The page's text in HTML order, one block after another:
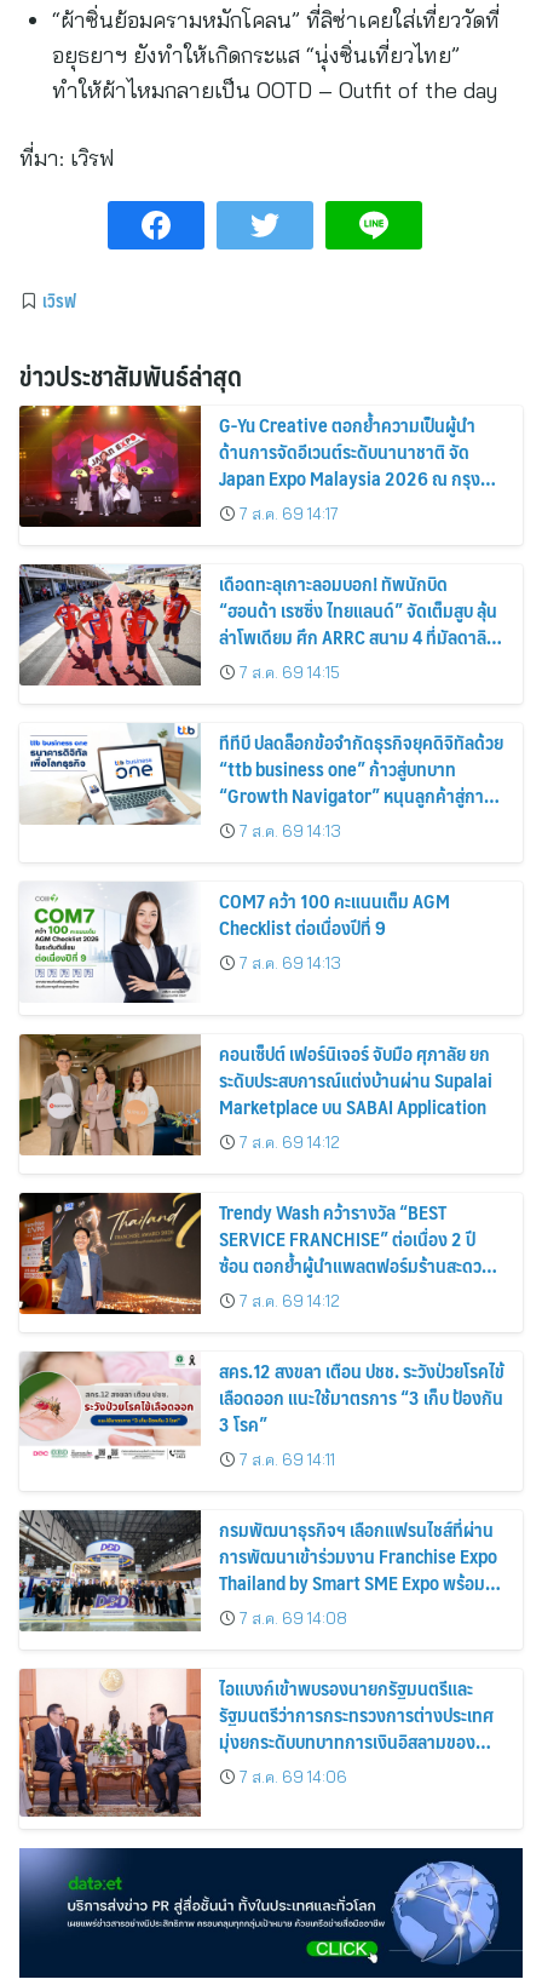
“ผ้าซิ่นย้อมครามหมักโคลน” ที่ลิซ่าเคยใส่เที่ยววัดที่
อยุธยาฯ ยังทำให้เกิดกระแส “นุ่งซิ่นเที่ยวไทย”
ทำให้ผ้าไหมกลายเป็น OOTD – Outfit of the day
ที่มา: เวิรฟ
เวิรฟ
ข่าวประชาสัมพันธ์ล่าสุด
G-Yu Creative ตอกย้ำความเป็นผู้นำ
ด้านการจัดอีเวนต์ระดับนานาชาติ จัด
Japan Expo Malaysia 2026 ณ กรุง
กัวลาลัมเปอร์อย่างยิ่งใหญ่
7 ส.ค. 69 14:17
เดือดทะลุเกาะลอมบอก! ทัพนักบิด
“ฮอนด้า เรซซิ่ง ไทยแลนด์” จัดเต็มสูบ ลุ้น
ล่าโพเดียม ศึก ARRC สนาม 4 ที่มัลดาลิ
กา 7 ส.ค. 69 14:15
ทีทีบี ปลดล็อกข้อจำกัดธุรกิจยุคดิจิทัลด้วย
“ttb business one” ก้าวสู่บทบาท
“Growth Navigator” หนุนลูกค้าสู่การ
เติบโตอย่างแท้จริง
7 ส.ค. 69 14:13
COM7 คว้า 100 คะแนนเต็ม AGM
Checklist ต่อเนื่องปีที่ 9
7 ส.ค. 69 14:13
คอนเซ็ปต์ เฟอร์นิเจอร์ จับมือ ศุภาลัย ยก
ระดับประสบการณ์แต่งบ้านผ่าน Supalai
Marketplace บน SABAI Application
7 ส.ค. 69 14:12
Trendy Wash คว้ารางวัล “BEST
SERVICE FRANCHISE” ต่อเนื่อง 2 ปี
ซ้อน ตอกย้ำผู้นำแพลตฟอร์มร้านสะดวก
ซัก ในงาน Thailand Franchise Award
2026
7 ส.ค. 69 14:12
สคร.12 สงขลา เตือน ปชช. ระวังป่วยโรคไข้
เลือดออก แนะใช้มาตรการ “3 เก็บ ป้องกัน
3 โรค”
7 ส.ค. 69 14:11
กรมพัฒนาธุรกิจฯ เลือกแฟรนไชส์ที่ผ่าน
การพัฒนาเข้าร่วมงาน Franchise Expo
Thailand by Smart SME Expo พร้อม
มอบรางวัล DBD Thailand Franchise
Award 2026
7 ส.ค. 69 14:08
ไอแบงก์เข้าพบรองนายกรัฐมนตรีและ
รัฐมนตรีว่าการกระทรวงการต่างประเทศ
มุ่งยกระดับบทบาทการเงินอิสลามของ
ประเทศไทยบนเวทีการเงินโลก
7 ส.ค. 69 14:06